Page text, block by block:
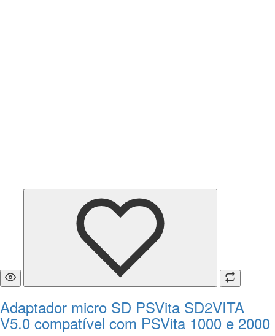
Adaptador micro SD PSVita SD2VITA
V5.0 compatível com PSVita 1000 e 2000